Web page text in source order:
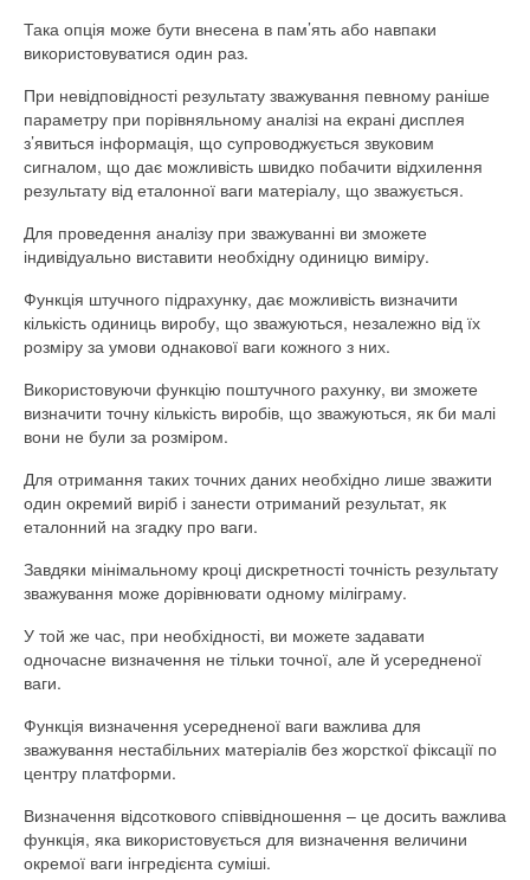
Така опція може бути внесена в пам’ять або навпаки
використовуватися один раз.
При невідповідності результату зважування певному раніше
параметру при порівняльному аналізі на екрані дисплея
з’явиться інформація, що супроводжується звуковим
сигналом, що дає можливість швидко побачити відхилення
результату від еталонної ваги матеріалу, що зважується.
Для проведення аналізу при зважуванні ви зможете
індивідуально виставити необхідну одиницю виміру.
Функція штучного підрахунку, дає можливість визначити
кількість одиниць виробу, що зважуються, незалежно від їх
розміру за умови однакової ваги кожного з них.
Використовуючи функцію поштучного рахунку, ви зможете
визначити точну кількість виробів, що зважуються, як би малі
вони не були за розміром.
Для отримання таких точних даних необхідно лише зважити
один окремий виріб і занести отриманий результат, як
еталонний на згадку про ваги.
Завдяки мінімальному кроці дискретності точність результату
зважування може дорівнювати одному міліграму.
У той же час, при необхідності, ви можете задавати
одночасне визначення не тільки точної, але й усередненої
ваги.
Функція визначення усередненої ваги важлива для
зважування нестабільних матеріалів без жорсткої фіксації по
центру платформи.
Визначення відсоткового співвідношення – це досить важлива
функція, яка використовується для визначення величини
окремої ваги інгредієнта суміші.